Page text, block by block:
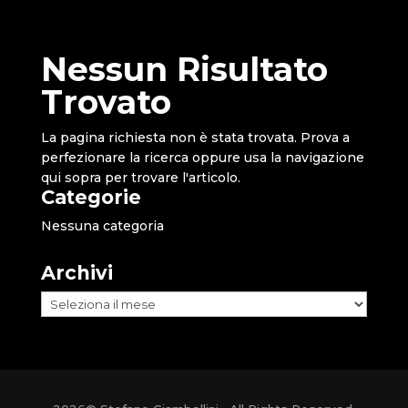
Nessun Risultato
Trovato
La pagina richiesta non è stata trovata. Prova a
perfezionare la ricerca oppure usa la navigazione
qui sopra per trovare l'articolo.
Categorie
Nessuna categoria
Archivi
Archivi